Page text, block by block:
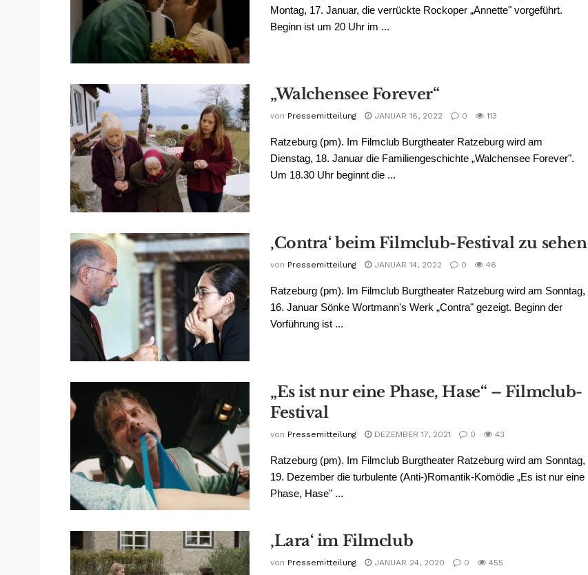
Montag, 17. Januar, die verrückte Rockoper „Annette" vorgeführt.
Beginn ist um 20 Uhr im ...
„Walchensee Forever“
von Pressemitteilung JANUAR 16, 2022 0 113
Ratzeburg (pm). Im Filmclub Burgtheater Ratzeburg wird am
Dienstag, 18. Januar die Familiengeschichte „Walchensee Forever".
Um 18.30 Uhr beginnt die ...
‚Contra‘ beim Filmclub-Festival zu sehen
von Pressemitteilung JANUAR 14, 2022 0 46
Ratzeburg (pm). Im Filmclub Burgtheater Ratzeburg wird am Sonntag,
16. Januar Sönke Wortmann's Werk „Contra" gezeigt. Beginn der
Vorführung ist ...
„Es ist nur eine Phase, Hase“ – Filmclub-
Festival
von Pressemitteilung DEZEMBER 17, 2021 0 43
Ratzeburg (pm). Im Filmclub Burgtheater Ratzeburg wird am Sonntag,
19. Dezember die turbulente (Anti-)Romantik-Komödie „Es ist nur eine
Phase, Hase" ...
‚Lara‘ im Filmclub
von Pressemitteilung JANUAR 24, 2020 0 455